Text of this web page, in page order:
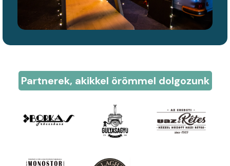
Partnerek, akikkel örömmel dolgozunk